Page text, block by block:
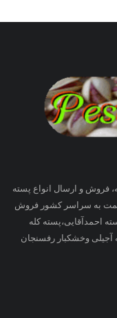
فروش و ارسال انواع پسته
قیمت به سراسر کشور فروش
احمدآقایی،پسته کله
آجیلی وخشکبار رفسنجان